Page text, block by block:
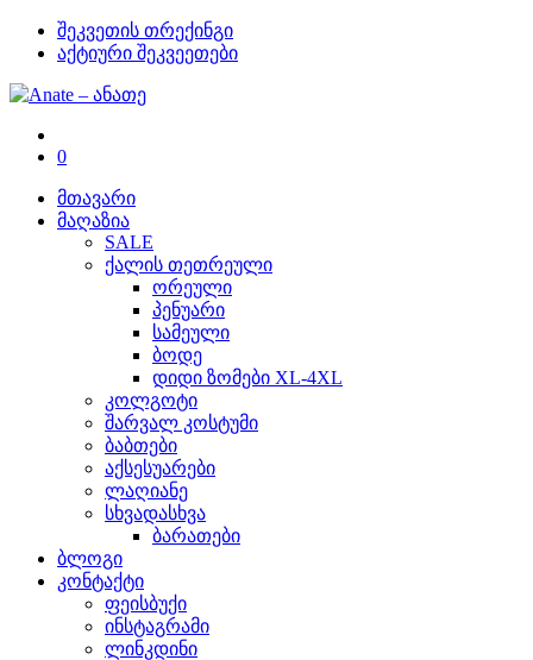
შეკვეთის თრექინგი
აქტიური შეკვეეთები
0
მთავარი
მაღაზია
SALE
ქალის თეთრეული
ორეული
პენუარი
სამეული
ბოდე
დიდი ზომები XL-4XL
კოლგოტი
შარვალ კოსტუმი
ბაბთები
აქსესუარები
ლაღიანე
სხვადასხვა
ბარათები
ბლოგი
კონტაქტი
ფეისბუქი
ინსტაგრამი
ლინკდინი